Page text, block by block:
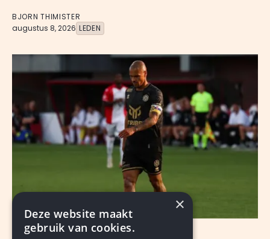
BJORN THIMISTER
augustus 8, 2026 LEDEN
ANALYSE
×
Deze website maakt
gebruik van cookies.